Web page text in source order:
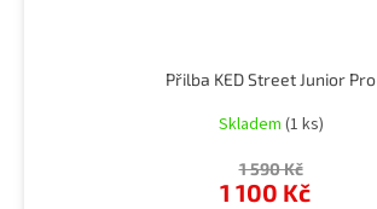
Přilba KED Street Junior Pro
Skladem (1 ks)
1 100 Kč
1 590 Kč